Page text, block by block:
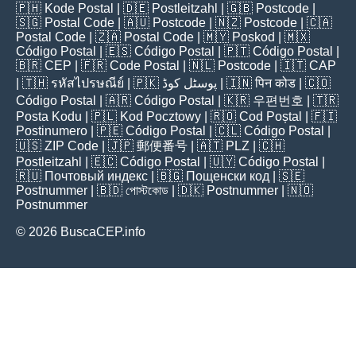
🇵🇭 Kode Postal | 🇩🇪 Postleitzahl | 🇬🇧 Postcode
🇸🇬 Postal Code | 🇦🇺 Postcode | 🇳🇿 Postcode | 🇨🇦
Postal Code | 🇿🇦 Postal Code | 🇲🇾 Poskod
| 🇲🇽
Código Postal
| 🇪🇸 Código Postal | 🇵🇹 Código Postal
🇧🇷 CEP | 🇫🇷 Code Postal | 🇳🇱 Postcode | 🇮🇹 CAP
| 🇹🇭 รหัสไปรษณีย์ | 🇵🇰 پوسٹل کوڈ | 🇮🇳पिन कोड | 🇨🇴
Código Postal
| 🇦🇷 Código Postal | 🇰🇷 우편번호
| 🇹🇷
Posta Kodu | 🇵🇱 Kod Pocztowy | 🇷🇴 Cod Poștal
| 🇫🇮
Postinumero | 🇵🇪 Código Postal | 🇨🇱 Código Postal
🇺🇸 ZIP Code | 🇯🇵 郵便番号 | 🇦🇹 PLZ | 🇨🇭
Postleitzahl
| 🇪🇨 Código Postal | 🇺🇾 Código Postal
🇷🇺 Почтовый индекс | 🇧🇬 Пощенски код | 🇸🇪
Postnummer | 🇧🇩 পোস্টকোড | 🇩🇰 Postnummer | 🇳🇴
Postnummer
© 2026 BuscaCEP.info